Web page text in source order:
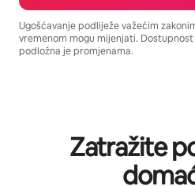
Ugošćavanje podliježe važećim
vremenom mogu mijenjati.
podložna je promjenama.
Zatražite